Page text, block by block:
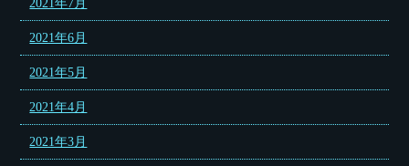
2021年7月
2021年6月
2021年5月
2021年4月
2021年3月